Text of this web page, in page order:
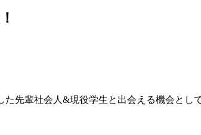
先輩社会人&現役学生と出会える機会として